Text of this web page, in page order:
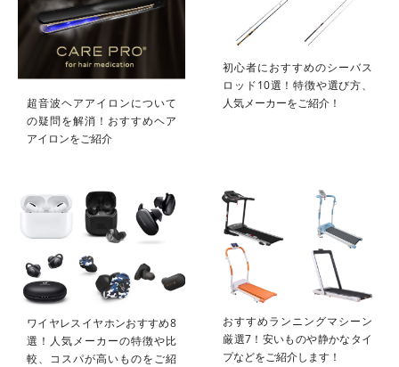
超音波ヘアアイロンについて
の疑問を解消！おすすめヘア
アイロンをご紹介
初心者におすすめのシーバス
ロッド10選！特徴や選び方、
人気メーカーをご紹介！
ワイヤレスイヤホンおすすめ8
選！人気メーカーの特徴や比
較、コスパが高いものをご紹
おすすめランニングマシーン
厳選7！安いものや静かなタイ
プなどをご紹介します！